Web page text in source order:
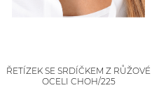
ŘETÍZEK SE SRDÍČKEM Z RŮŽOVÉ
OCELI CHOH/225